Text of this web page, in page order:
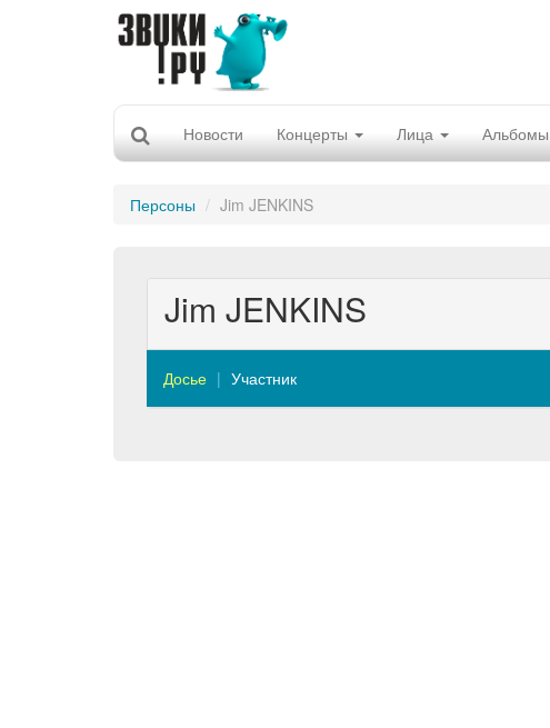
Новости Концерты Лица Альбомы
Персоны Jim JENKINS
Jim JENKINS
Досье Участник